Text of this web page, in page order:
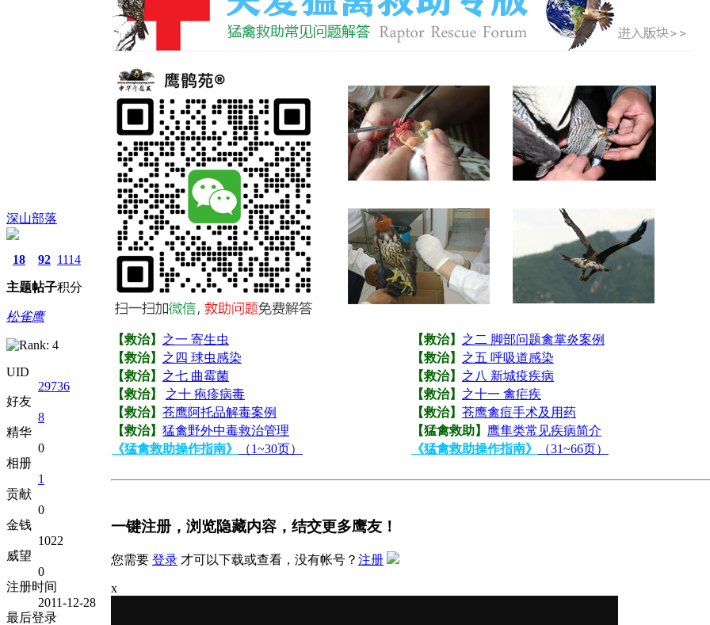
深山部落
18
主题
92
帖子
1114
积分
松雀鹰
UID
29736
好友
8
精华
0
相册
1
贡献
0
金钱
1022
威望
0
注册时间
2011-12-28
最后登录
【救治】 之一 寄生虫 【救治】 之二 脚部问题禽掌炎案例
【救治】 之四 球虫感染 【救治】 之五 呼吸道感染
【救治】 之七 曲霉菌 【救治】 之八 新城疫疾病
【救治】 之十 疱疹病毒 【救治】 之十一 禽疟疾
【救治】 苍鹰阿托品解毒案例 【救治】 苍鹰禽痘手术及用药
【救治】 猛禽野外中毒救治管理 【猛禽救助】 鹰隼类常见疾病简介
《猛禽救助操作指南》
（1~30页） 《猛禽救助操作指南》 （31~66页）
一键注册，浏览隐藏内容，结交更多鹰友！
您需要 登录 才可以下载或查看，没有帐号？ 注册
x